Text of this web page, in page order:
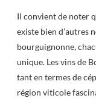
Il convient de noter
existe bien d’autres
bourguignonne,
unique. Les vins de
tant en termes de
région viticole